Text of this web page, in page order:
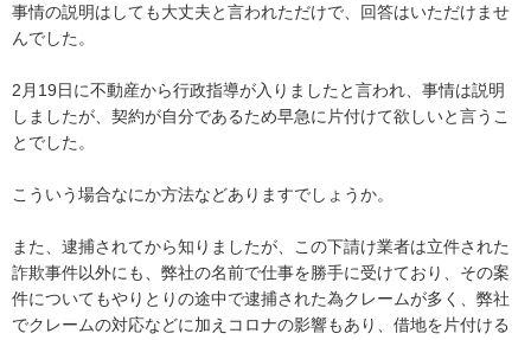
事情の説明はしても大丈夫と言われただけで、回答はいただけませ
んでした。
2月19日に不動産から行政指導が入りましたと言われ、事情は説明
しましたが、契約が自分であるため早急に片付けて欲しいと言うこ
とでした。
こういう場合なにか方法などありますでしょうか。
また、逮捕されてから知りましたが、この下請け業者は立件された
詐欺事件以外にも、弊社の名前で仕事を勝手に受けており、その案
件についてもやりとりの途中で逮捕された為クレームが多く、弊社
でクレームの対応などに加えコロナの影響もあり、借地を片付ける